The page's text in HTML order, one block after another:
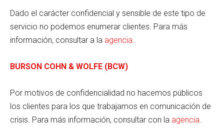
Dado el carácter confidencial y sensible de este tipo de
servicio no podemos enumerar clientes. Para más
información, consultar a la agencia.
BURSON COHN & WOLFE (BCW)
Por motivos de confidencialidad no hacemos públicos
los clientes para los que trabajamos en comunicación de
crisis. Para más información, consultar con la agencia.